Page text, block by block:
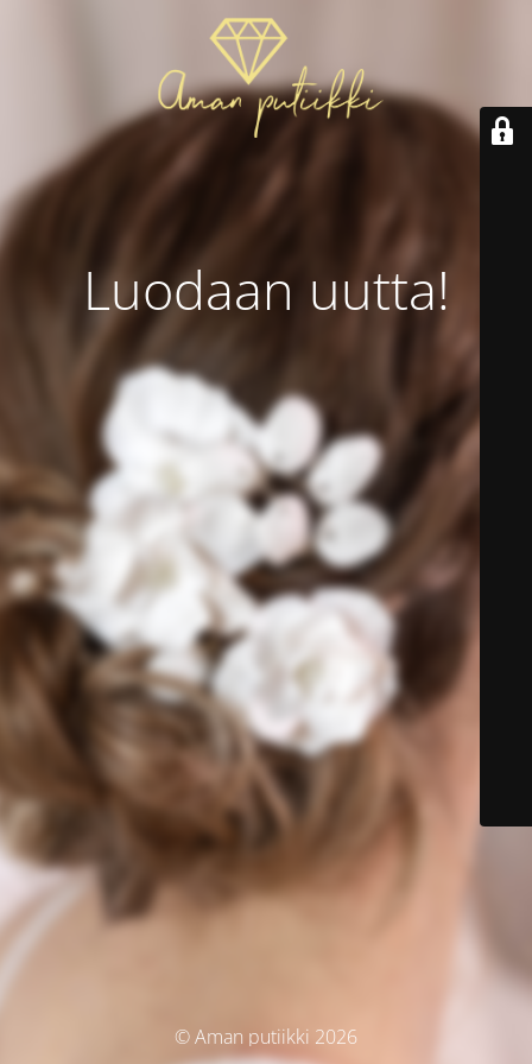
Luodaan uutta!
© Aman putiikki 2026